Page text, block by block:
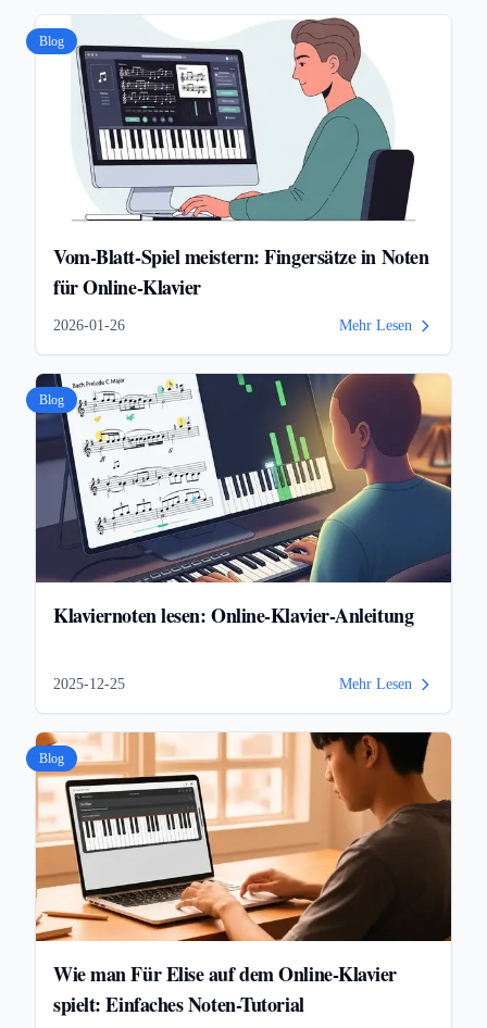
Blog
Vom-Blatt-Spiel meistern: Fingersätze in Noten
für Online-Klavier
2026-01-26 Mehr Lesen
Blog
Klaviernoten lesen: Online-Klavier-Anleitung
2025-12-25 Mehr Lesen
Blog
Wie man Für Elise auf dem Online-Klavier
spielt: Einfaches Noten-Tutorial